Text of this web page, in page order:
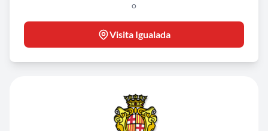
o
Visita Igualada